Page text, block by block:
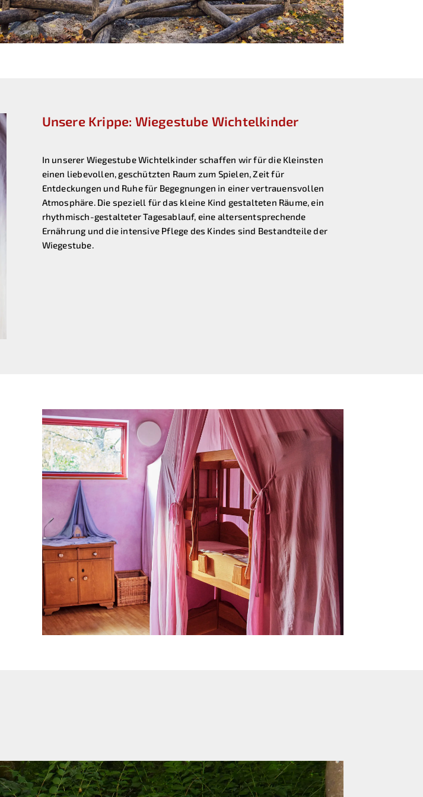
Unsere Krippe: Wiegestube Wichtelkinder
In unserer Wiegestube Wichtelkinder schaffen wir für die Kleinsten
einen liebevollen, geschützten Raum zum Spielen, Zeit für
Entdeckungen und Ruhe für Begegnungen in einer vertrauensvollen
Atmosphäre. Die speziell für das kleine Kind gestalteten Räume, ein
rhythmisch-gestalteter Tagesablauf, eine altersentsprechende
Ernährung und die intensive Pflege des Kindes sind Bestandteile der
Wiegestube.